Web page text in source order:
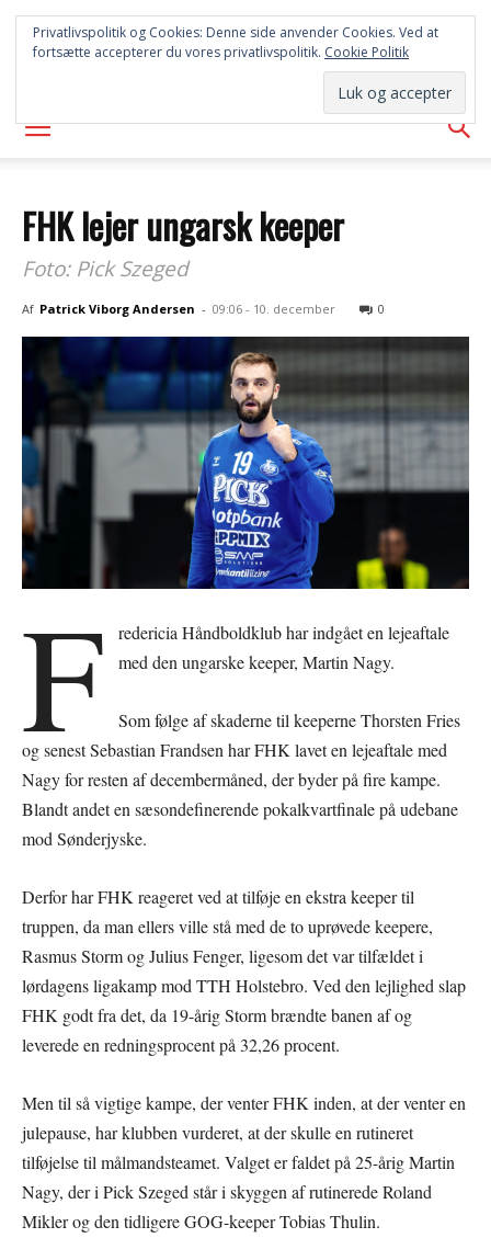
SYD
AVISEN
FHK lejer ungarsk keeper
Foto: Pick Szeged
Af Patrick Viborg Andersen - 09:06 - 10. december 0
F
redericia Håndboldklub har indgået en lejeaftale
med den ungarske keeper, Martin Nagy.
Som følge af skaderne til keeperne Thorsten Fries
og senest Sebastian Frandsen har FHK lavet en lejeaftale med
Nagy for resten af decembermåned, der byder på fire kampe.
Blandt andet en sæsondefinerende pokalkvartfinale på udebane
mod Sønderjyske.
Derfor har FHK reageret ved at tilføje en ekstra keeper til
truppen, da man ellers ville stå med de to uprøvede keepere,
Rasmus Storm og Julius Fenger, ligesom det var tilfældet i
lørdagens ligakamp mod TTH Holstebro. Ved den lejlighed slap
FHK godt fra det, da 19-årig Storm brændte banen af og
leverede en redningsprocent på 32,26 procent.
Men til så vigtige kampe, der venter FHK inden, at der venter en
julepause, har klubben vurderet, at der skulle en rutineret
tilføjelse til målmandsteamet. Valget er faldet på 25-årig Martin
Nagy, der i Pick Szeged står i skyggen af rutinerede Roland
Mikler og den tidligere GOG-keeper Tobias Thulin.
Privatlivspolitik og Cookies: Denne side anvender Cookies. Ved at
fortsætte accepterer du vores privatlivspolitik. Cookie Politik